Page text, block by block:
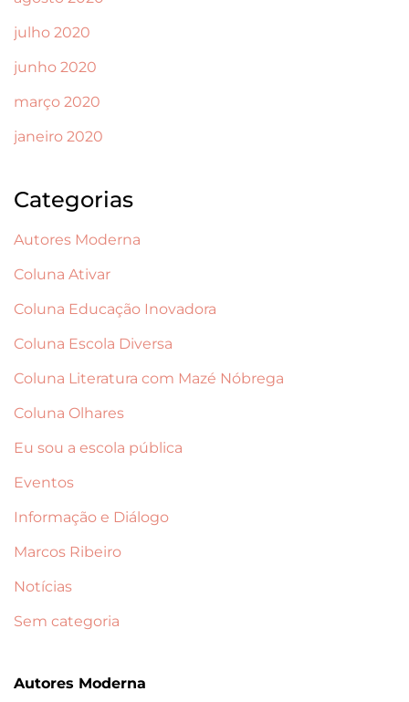
julho 2020
junho 2020
março 2020
janeiro 2020
Categorias
Autores Moderna
Coluna Ativar
Coluna Educação Inovadora
Coluna Escola Diversa
Coluna Literatura com Mazé Nóbrega
Coluna Olhares
Eu sou a escola pública
Eventos
Informação e Diálogo
Marcos Ribeiro
Notícias
Sem categoria
Autores Moderna